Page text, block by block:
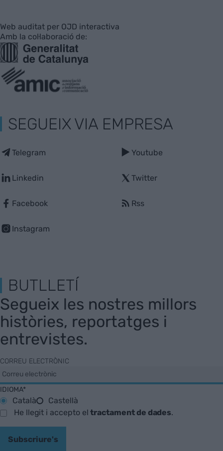
Web auditat per OJD interactiva
Amb la col·laboració de:
SEGUEIX VIA EMPRESA
Telegram
Linkedin
Facebook
Instagram
Youtube
Twitter
Rss
BUTLLETÍ
Segueix les nostres millors
històries, reportatges i
entrevistes.
CORREU ELECTRÒNIC
IDIOMA*
Català
Castellà
He llegit i accepto eltractament de dades.
Subscriure's